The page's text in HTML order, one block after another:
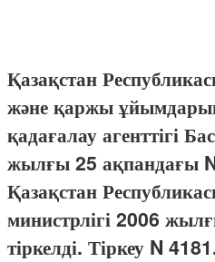
Қазақстан
және қаржы
қадағалау агенттігі
жылғы 25 ақпандағы
Қазақстан
министрлігі 2006
тіркелді. Тіркеу N